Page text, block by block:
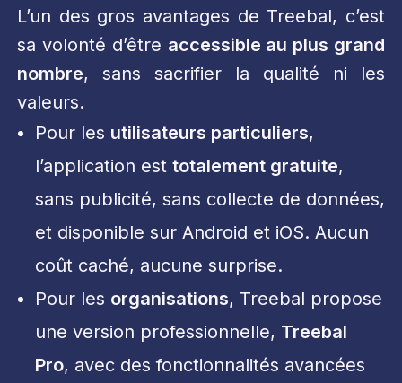
L’un des gros avantages de Treebal, c’est
sa volonté d’être accessible au plus grand
nombre, sans sacrifier la qualité ni les
valeurs.
Pour les utilisateurs particuliers,
l’application est totalement gratuite,
sans publicité, sans collecte de données,
et disponible sur Android et iOS. Aucun
coût caché, aucune surprise.
Pour les organisations, Treebal propose
une version professionnelle, Treebal
Pro, avec des fonctionnalités avancées